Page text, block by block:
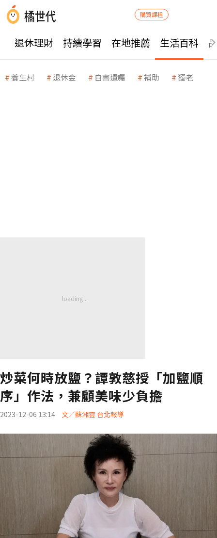
購買課程
退休理財 持續學習 在地推薦 生活百科
養生村 退休金 自書遺囑 補助 獨老
炒菜何時放鹽？譚敦慈授「加鹽順
序」作法，兼顧美味少負擔
2023-12-06 13:14 文／蘇湘雲 台北報導